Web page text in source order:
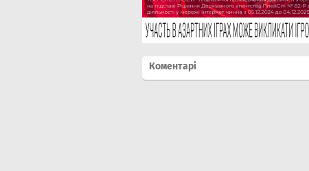
Коментарі